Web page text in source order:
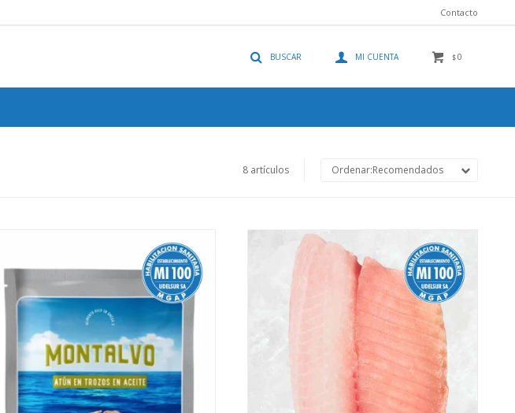
$0
Contacto
8 artículos Recomendados